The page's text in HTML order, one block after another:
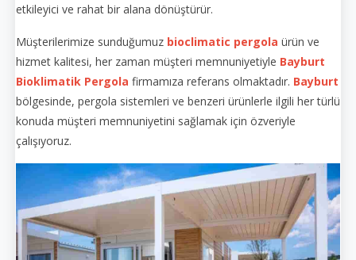
etkileyici ve rahat bir alana dönüştürür.
Müşterilerimize sunduğumuz bioclimatic pergola ürün ve
hizmet kalitesi, her zaman müşteri memnuniyetiyle Bayburt
Bioklimatik Pergola firmamıza referans olmaktadır. Bayburt
bölgesinde, pergola sistemleri ve benzeri ürünlerle ilgili her türlü
konuda müşteri memnuniyetini sağlamak için özveriyle
çalışıyoruz.